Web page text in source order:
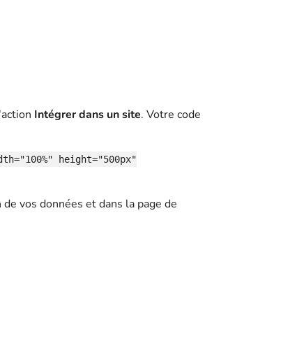
Intégrer dans un site. Votre code
height="500px"
vos données et dans la page de